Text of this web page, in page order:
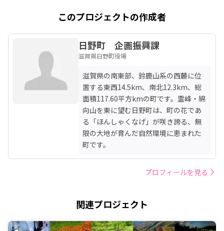
このプロジェクトの作成者
日野町 企画振興課
滋賀県日野町役場
滋賀県の南東部、鈴鹿山系の西麓に位
置する東西14.5km、南北12.3km、総
面積117.60平方kmの町です。霊峰・綿
向山を東に望む日野町は、町の花であ
る「ほんしゃくなげ」が咲き誇る、無
限の大地が育んだ自然環境に恵まれた
町です。
プロフィールを見る
関連プロジェクト